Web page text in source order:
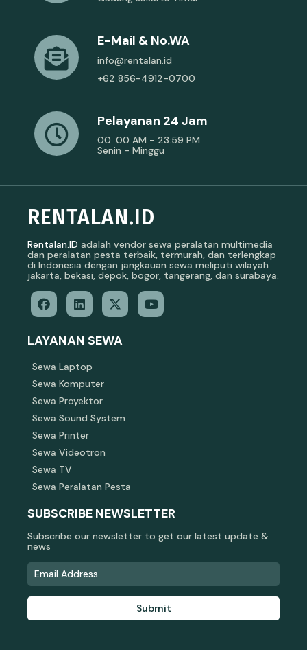
E-Mail & No.WA
info@rentalan.id
+62 856-4912-0700
Pelayanan 24 Jam
00: 00 AM - 23:59 PM
Senin - Minggu
RENTALAN.ID
Rentalan.ID adalah vendor sewa peralatan multimedia
dan peralatan pesta terbaik, termurah, dan terlengkap
di Indonesia dengan jangkauan sewa meliputi wilayah
jakarta, bekasi, depok, bogor, tangerang, dan surabaya.
LAYANAN SEWA
Sewa Laptop
Sewa Komputer
Sewa Proyektor
Sewa Sound System
Sewa Printer
Sewa Videotron
Sewa TV
Sewa Peralatan Pesta
SUBSCRIBE NEWSLETTER
Subscribe our newsletter to get our latest update &
news
Submit